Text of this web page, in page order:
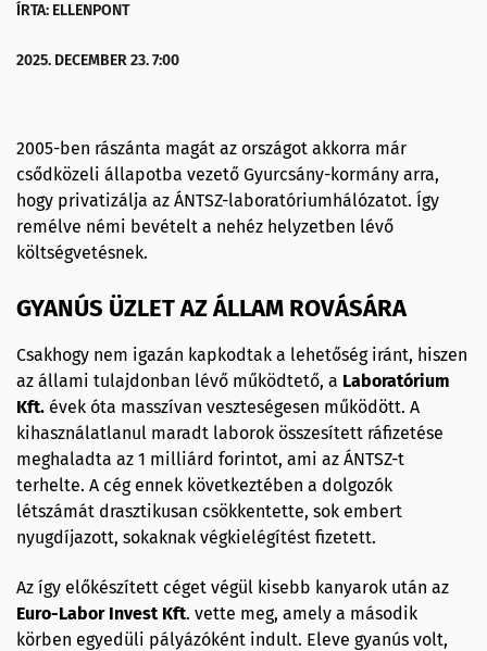
ÍRTA: ELLENPONT
2025. DECEMBER 23. 7:00
2005-ben rászánta magát az országot akkorra már
csődközeli állapotba vezető Gyurcsány-kormány arra,
hogy privatizálja az ÁNTSZ-laboratóriumhálózatot. Így
remélve némi bevételt a nehéz helyzetben lévő
költségvetésnek.
GYANÚS ÜZLET AZ ÁLLAM ROVÁSÁRA
Csakhogy nem igazán kapkodtak a lehetőség iránt, hiszen
az állami tulajdonban lévő működtető, a Laboratórium
Kft. évek óta masszívan veszteségesen működött. A
kihasználatlanul maradt laborok összesített ráfizetése
meghaladta az 1 milliárd forintot, ami az ÁNTSZ-t
terhelte. A cég ennek következtében a dolgozók
létszámát drasztikusan csökkentette, sok embert
nyugdíjazott, sokaknak végkielégítést fizetett.
Az így előkészített céget végül kisebb kanyarok után az
Euro-Labor Invest Kft. vette meg, amely a második
körben egyedüli pályázóként indult. Eleve gyanús volt,